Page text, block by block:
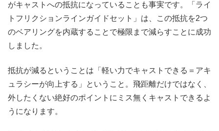
がキャストへの抵抗になっていることも事実です。「ライ
トフリクションラインガイドセット」は、この抵抗を2つ
のベアリングを内蔵することで極限まで減らすことに成功
しました。
抵抗が減るということは「軽い力でキャストできる＝アキ
ュラシーが向上する」ということ。飛距離だけではなく、
外したくない絶好のポイントにミス無くキャストできるよ
うになります。